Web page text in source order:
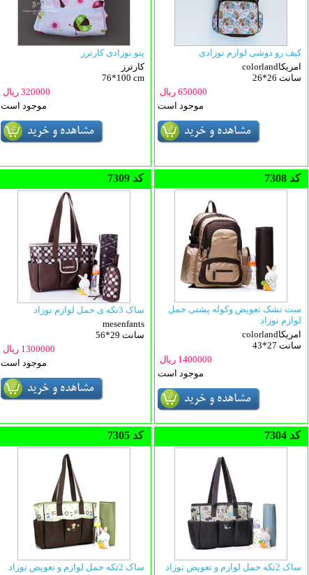
پتو نوزادی کارترز
کارترز
76*100 cm
320000 ریال
موجود است
کیف رو دوشی لوازم نوزادی
colorlandامریکا
26*26 سانت
650000 ریال
موجود است
7309 کد
ساک 3تکه ی حمل لوازم نوزاد
mesenfants
56*29 سانت
1300000 ریال
موجود است
7308 کد
ست تشک تعویض وکوله پشتی حمل
لوازم نوزاد
colorlandامریکا
43*27 سانت
1400000 ریال
موجود است
7305 کد
ساک 2تکه حمل لوازم و تعویض نوزاد
7304 کد
ساک 2تکه حمل لوازم و تعویض نوزاد